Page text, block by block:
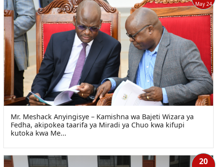
May 24
Mr. Meshack Anyingisye – Kamishna wa Bajeti Wizara ya
Fedha, akipokea taarifa ya Miradi ya Chuo kwa kifupi
kutoka kwa Me...
20